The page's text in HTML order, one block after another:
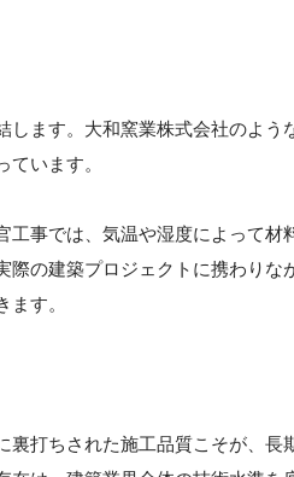
します。大和窯業株式会社のよう
います。
工事では、気温や湿度によって材
際の建築プロジェクトに携わりな
す。
裏打ちされた施工品質こそが、長